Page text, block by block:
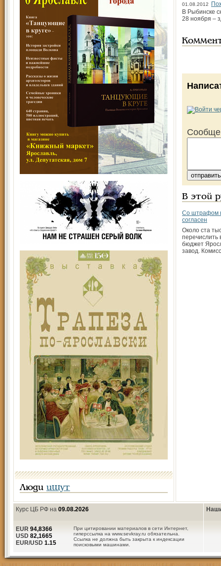
Люди ищут
01.08.2012
В Рыбинске
28 ноября –
В этой
Со штрафом
согласен
Около ста
бюджет
завод.
Курс ЦБ РФ на 09.08.2026
При цитировании материалов в сети Интернет,
гиперссылка на www.sevkray.ru обязательна.
Ссылка не должна быть закрыта к индексации
поисковыми машинами.
EUR 94,8366
USD 82,1665
EUR/USD 1.15